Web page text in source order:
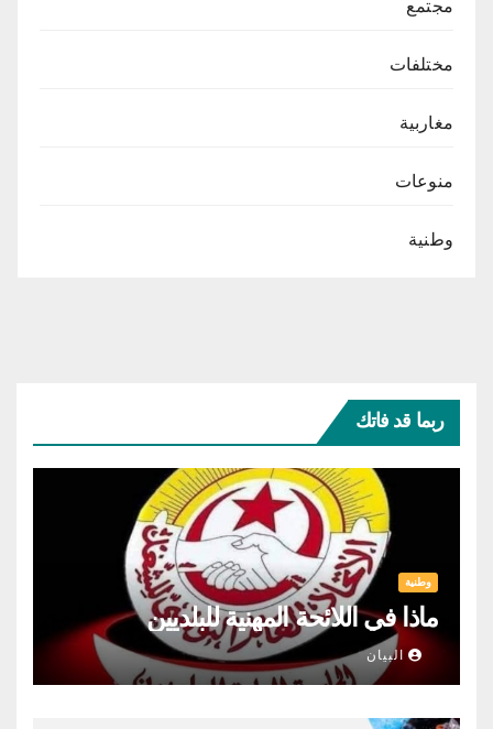
مجتمع
مختلفات
مغاربية
منوعات
وطنية
ربما قد فاتك
وطنية
ماذا في اللائحة المهنية للبلديين
البيان